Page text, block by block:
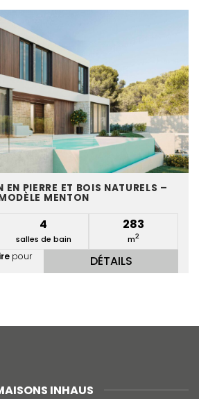
EN PIERRE ET BOIS NATURELS –
MENTON
4
salles de bain
283
m2
pour DÉTAILS
INHAUS